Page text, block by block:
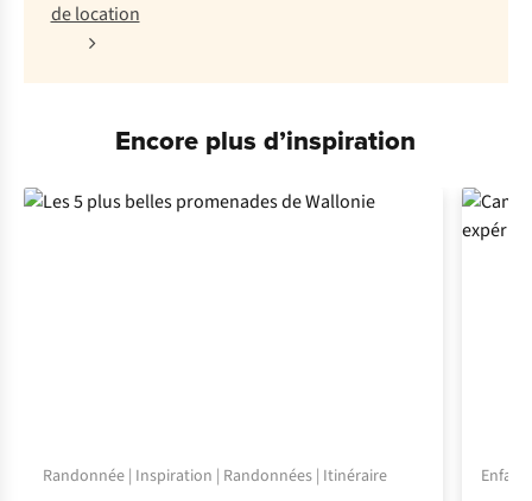
de location
Encore plus d’inspiration
Randonnée | Inspiration | Randonnées | Itinéraire Enfant